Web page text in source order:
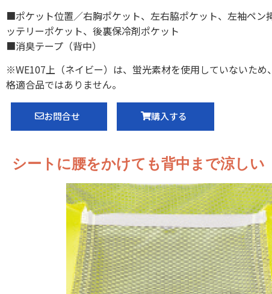
■ポケット位置／右胸ポケット、左右脇ポケット、左袖ペン
ッテリーポケット、後裏保冷剤ポケット
■消臭テープ（背中）
※WE107上（ネイビー）は、蛍光素材を使用していないため
格適合品ではありません。
お問合せ 購入する
シートに腰をかけても背中まで涼しい